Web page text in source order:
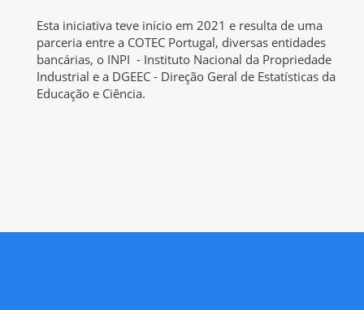
Esta iniciativa teve início em 2021 e resulta de uma
parceria entre a COTEC Portugal, diversas entidades
bancárias, o INPI - Instituto Nacional da Propriedade
Industrial e a DGEEC - Direção Geral de Estatísticas da
Educação e Ciência.